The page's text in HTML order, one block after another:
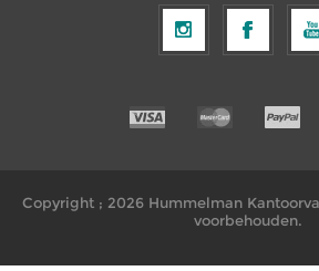
Copyright ; 2026 Hummelman
voorbehouden.